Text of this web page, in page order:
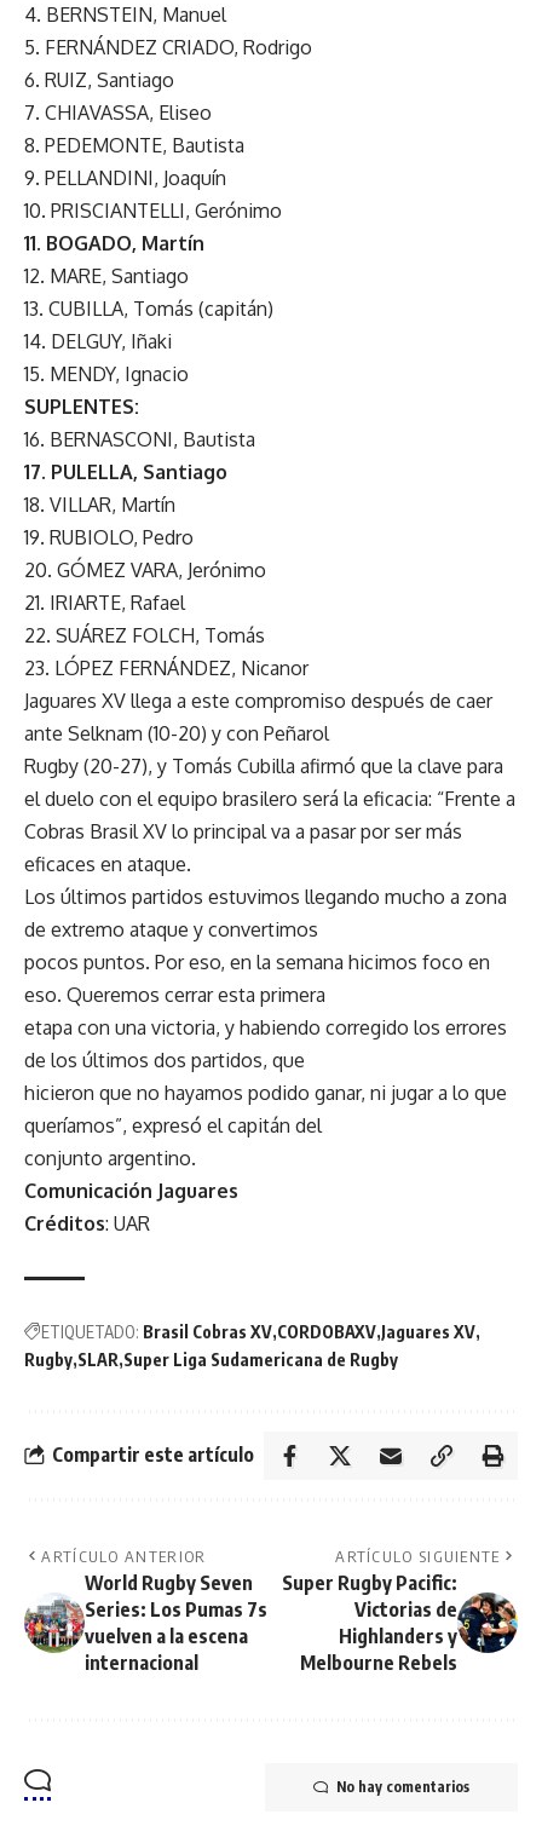
4. BERNSTEIN, Manuel
5. FERNÁNDEZ CRIADO, Rodrigo
6. RUIZ, Santiago
7. CHIAVASSA, Eliseo
8. PEDEMONTE, Bautista
9. PELLANDINI, Joaquín
10. PRISCIANTELLI, Gerónimo
11. BOGADO, Martín
12. MARE, Santiago
13. CUBILLA, Tomás (capitán)
14. DELGUY, Iñaki
15. MENDY, Ignacio
SUPLENTES:
16. BERNASCONI, Bautista
17. PULELLA, Santiago
18. VILLAR, Martín
19. RUBIOLO, Pedro
20. GÓMEZ VARA, Jerónimo
21. IRIARTE, Rafael
22. SUÁREZ FOLCH, Tomás
23. LÓPEZ FERNÁNDEZ, Nicanor
Jaguares XV llega a este compromiso después de caer
ante Selknam (10-20) y con Peñarol
Rugby (20-27), y Tomás Cubilla afirmó que la clave para
el duelo con el equipo brasilero será la eficacia: “Frente a
Cobras Brasil XV lo principal va a pasar por ser más
eficaces en ataque.
Los últimos partidos estuvimos llegando mucho a zona
de extremo ataque y convertimos
pocos puntos. Por eso, en la semana hicimos foco en
eso. Queremos cerrar esta primera
etapa con una victoria, y habiendo corregido los errores
de los últimos dos partidos, que
hicieron que no hayamos podido ganar, ni jugar a lo que
queríamos”, expresó el capitán del
conjunto argentino.
Comunicación Jaguares
Créditos: UAR
ETIQUETADO: Brasil Cobras XV CORDOBAXV Jaguares XV
Rugby SLAR Super Liga Sudamericana de Rugby
Compartir este artículo
ARTÍCULO ANTERIOR
World Rugby Seven
Series: Los Pumas 7s
vuelven a la escena
internacional
ARTÍCULO SIGUIENTE
Super Rugby Pacific:
Victorias de
Highlanders y
Melbourne Rebels
No hay comentarios